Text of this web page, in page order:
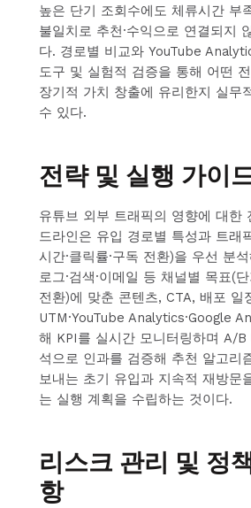
높은 단기 조회수에도 체류시간 부
불일치로 추천·수익으로 연결되지
다. 경로별 비교와 YouTube
도구 및 실험적 검증을 통해 어떤
장기적 가치 창출에 유리한지 실무
수 있다.
전략 및 실행 가이
유튜브 외부 트래픽의 영향에 대한
드라인은 유입 경로별 특성과 트래
시간·클릭률·구독 전환)을 우선 분
로그·검색·이메일 등 채널별 목표(
전환)에 맞춘 콘텐츠, CTA, 배포 일
UTM·YouTube Analytics·Google
해 KPI를 실시간 모니터링하며 A/B
석으로 인과를 검증해 추천 알고리
보내는 초기 유입과 지속적 재방문
는 실행 계획을 수립하는 것이다.
리스크 관리 및 정
항